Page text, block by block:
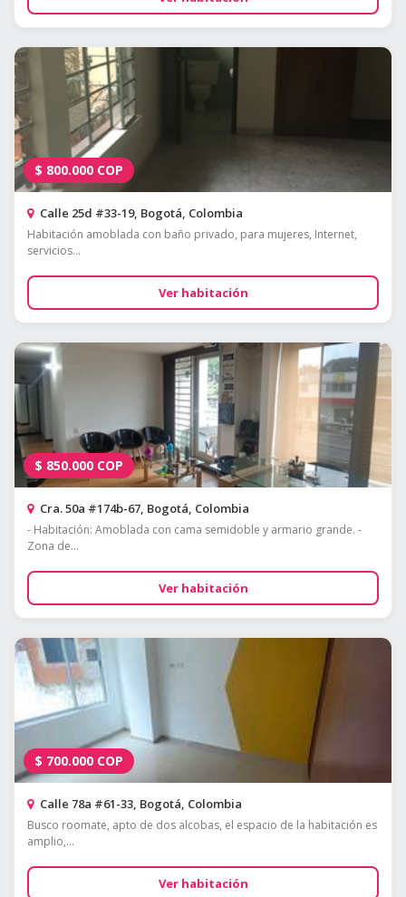
$ 800.000 COP
Calle 25d #33-19, Bogotá, Colombia
Habitación amoblada con baño privado, para mujeres, Internet,
servicios...
Ver habitación
$ 850.000 COP
Cra. 50a #174b-67, Bogotá, Colombia
- Habitación: Amoblada con cama semidoble y armario grande. -
Zona de...
Ver habitación
$ 700.000 COP
Calle 78a #61-33, Bogotá, Colombia
Busco roomate, apto de dos alcobas, el espacio de la habitación es
amplio,...
Ver habitación